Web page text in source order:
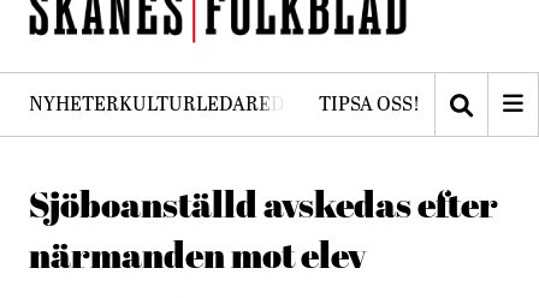
NYHETERKULTURLEDAREDEBATTPRENUMERERA
TIPSA OSS!
Sjöboanställd avskedas efter
närmanden mot elev